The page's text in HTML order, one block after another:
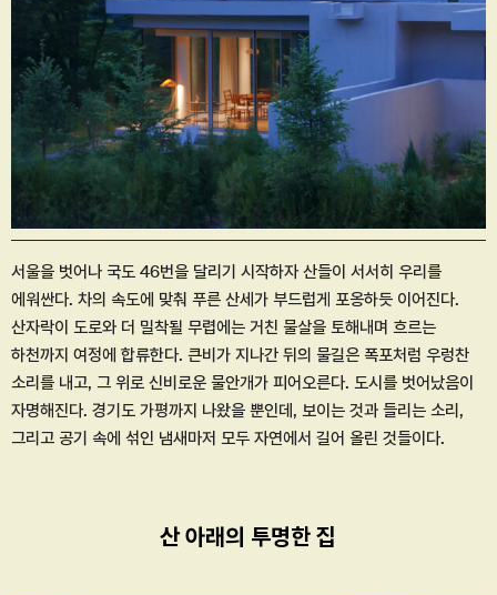
서울을 벗어나 국도 46번을 달리기 시작하자 산들이 서서히 우리를
에워싼다. 차의 속도에 맞춰 푸른 산세가 부드럽게 포옹하듯 이어진다.
산자락이 도로와 더 밀착될 무렵에는 거친 물살을 토해내며 흐르는
하천까지 여정에 합류한다. 큰비가 지나간 뒤의 물길은 폭포처럼 우렁찬
소리를 내고, 그 위로 신비로운 물안개가 피어오른다. 도시를 벗어났음이
자명해진다. 경기도 가평까지 나왔을 뿐인데, 보이는 것과 들리는 소리,
그리고 공기 속에 섞인 냄새마저 모두 자연에서 길어 올린 것들이다.
산 아래의 투명한 집